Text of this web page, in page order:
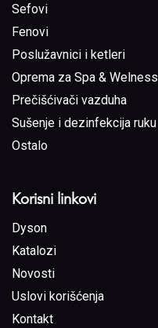
Sefovi
Fenovi
Poslužavnici i ketleri
Oprema za Spa & Welness
Prečišćivači vazduha
Sušenje i dezinfekcija ruku
Ostalo
Korisni linkovi
Dyson
Katalozi
Novosti
Uslovi korišćenja
Kontakt